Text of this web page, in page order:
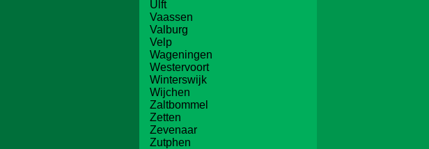
Ulft
Vaassen
Valburg
Velp
Wageningen
Westervoort
Winterswijk
Wijchen
Zaltbommel
Zetten
Zevenaar
Zutphen